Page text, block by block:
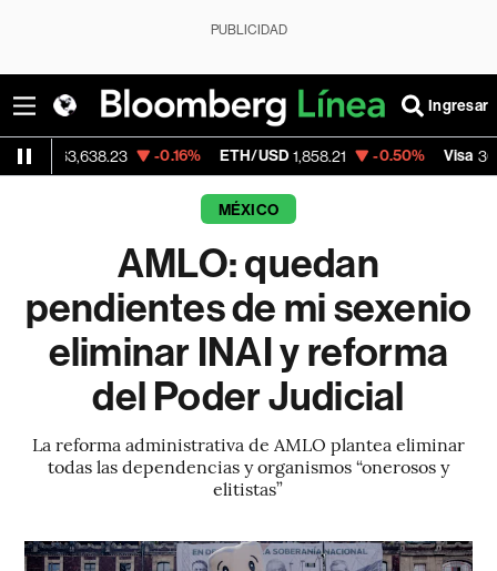
PUBLICIDAD
Ingresar
-0.16% ETH/USD 1,858.21 -0.50% Visa 365.67 -
MÉXICO
AMLO: quedan
pendientes de mi sexenio
eliminar INAI y reforma
del Poder Judicial
La reforma administrativa de AMLO plantea eliminar
todas las dependencias y organismos “onerosos y
elitistas”